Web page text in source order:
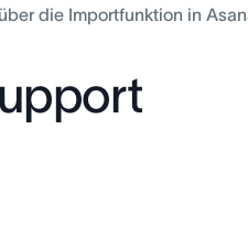
die Importfunktion in